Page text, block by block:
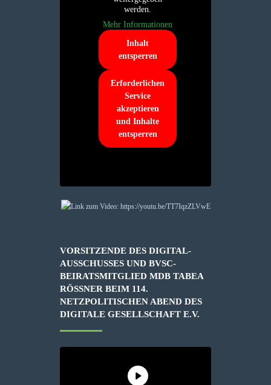
werden.
Mehr Informationen
Inhalt
entsperren
Erforderlichen
Service
akzeptieren
und Inhalte
entsperren
VORSITZENDE DES DIGITAL-
AUSSCHUSSES UND BVSC-
BEIRATSMITGLIED MDB TABEA
RÖSSNER BEIM 114. N
ETZPOLITISCHEN ABEND DES D
IGITALE GESELLSCHAFT E.V.